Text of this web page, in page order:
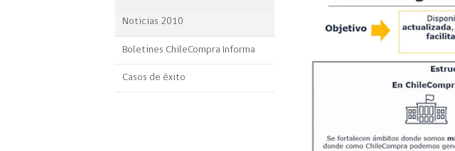
Noticias 2010
Boletines ChileCompra Informa
Casos de éxito